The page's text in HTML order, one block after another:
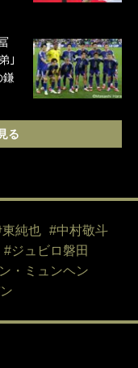
｣
鎌
る
純也
#中村敬斗
#ジュビロ磐田
・ミュンヘン